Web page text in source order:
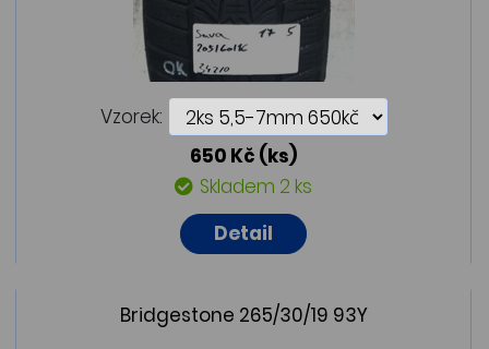
Vzorek:
650 Kč (ks)
Skladem 2 ks
Detail
Bridgestone 265/30/19 93Y